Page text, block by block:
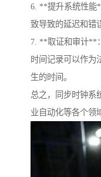
6. **提升系统性能
致导致的延迟和错
7. **取证和审计**
时间记录可以作为
生的时间。
总之，同步时钟系
业自动化等各个领